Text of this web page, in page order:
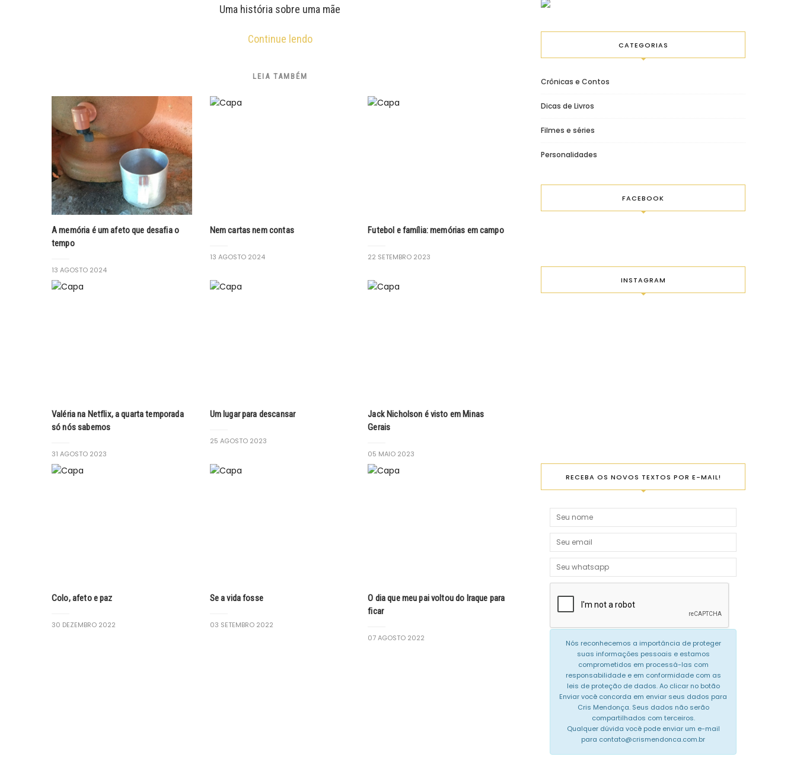
Uma história sobre uma mãe
Continue lendo
LEIA TAMBÉM
A memória é um afeto que desafia o
tempo
13 AGOSTO 2024
Nem cartas nem contas
13 AGOSTO 2024
Futebol e família: memórias em campo
22 SETEMBRO 2023
Valéria na Netflix, a quarta temporada
só nós sabemos
31 AGOSTO 2023
Um lugar para descansar
25 AGOSTO 2023
Jack Nicholson é visto em Minas
Gerais
05 MAIO 2023
Colo, afeto e paz
30 DEZEMBRO 2022
Se a vida fosse
03 SETEMBRO 2022
O dia que meu pai voltou do Iraque para
ficar
07 AGOSTO 2022
CATEGORIAS
Crônicas e Contos
Dicas de Livros
Filmes e séries
Personalidades
FACEBOOK
INSTAGRAM
RECEBA OS NOVOS TEXTOS POR E-MAIL!
Nós reconhecemos a importância de proteger
suas informações pessoais e estamos
comprometidos em processá-las com
responsabilidade e em conformidade com as
leis de proteção de dados. Ao clicar no botão
Enviar você concorda em enviar seus dados para
Cris Mendonça. Seus dados não serão
compartilhados com terceiros.
Qualquer dúvida você pode enviar um e-mail
para contato@crismendonca.com.br